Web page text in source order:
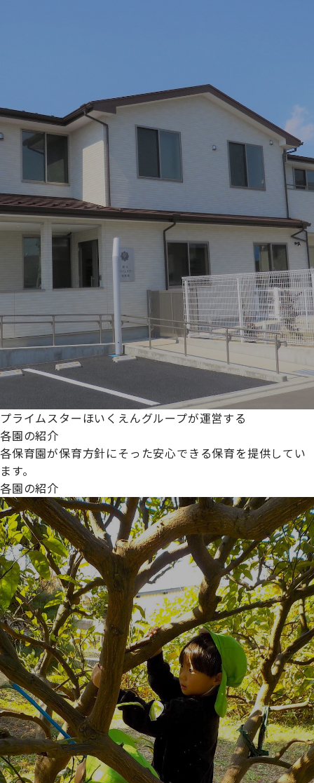
プライムスターほいくえんグループが運営する
各園の紹介
各保育園が保育方針にそった安心できる保育を提供してい
ます。
各園の紹介